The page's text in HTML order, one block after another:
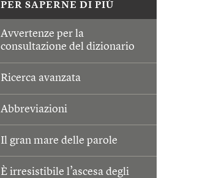
PER SAPERNE DI PIÙ
Avvertenze per la
consultazione del dizionario
Ricerca avanzata
Abbreviazioni
Il gran mare delle parole
È irresistibile l’ascesa degli